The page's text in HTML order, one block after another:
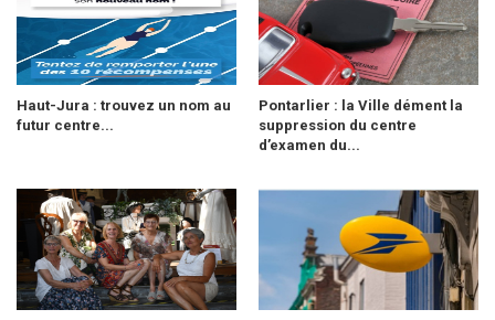
Haut-Jura : trouvez un nom au
futur centre...
Pontarlier : la Ville dément la
suppression du centre
d’examen du...